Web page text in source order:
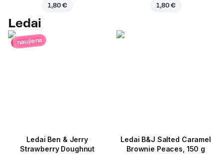
1,80 € 1,80 €
Ledai
naujiena
Ledai Ben & Jerry
Strawberry Doughnut
Ledai B&J Salted Caramel
Brownie Peaces, 150 g